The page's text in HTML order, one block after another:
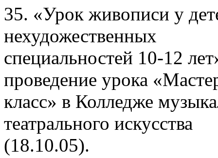
35. «Урок живописи у
нехудожественных
специальностей 10-12
проведение урока
класс» в Колледже
театрального искусства
(18.10.05).